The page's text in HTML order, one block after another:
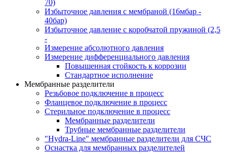
70)
Избыточное давления с мембраной (16мбар -
40бар)
Избыточное давление с коробчатой пружиной (2,5
-
Измерение абсолютного давления
Измерение дифференциального давления
Повышенная стойкость к коррозии
Стандартное исполнение
Мембранные разделители
Резьбовое подключение в процесс
Фланцевое подключение в процесс
Стерильное подключение в процесс
Мембранные разделители
Трубные мембранные разделители
"Hydra-Line" мембранные разделители для СЧС
Оснастка для мембранных разделителей